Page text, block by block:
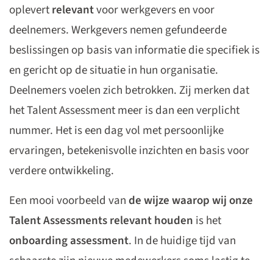
oplevertrelevantvoor werkgevers en voor
deelnemers. Werkgevers nemen gefundeerde
beslissingen op basis van informatie die specifiek is
en gericht op de situatie in hun organisatie.
Deelnemers voelen zich betrokken. Zij merken dat
het Talent Assessment meer is dan een verplicht
nummer. Het is een dag vol met persoonlijke
ervaringen, betekenisvolle inzichten en basis voor
verdere ontwikkeling.
Een mooi voorbeeld vande wijze waarop wij onze
Talent Assessments relevant houden is het
onboarding assessment. In de huidige tijd van